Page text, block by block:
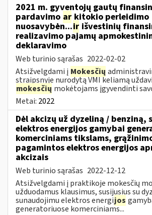
2021 m. gyventojų gautų
pardavimo ar kitokio perleidimo
nuosavybėn...ir išvestinių
realizavimo pajamų
deklaravimo
Web turinio sąrašas 2022-02-02
Atsižvelgdami į Mokesčių
straipsnyje nurodytą VMI keliamą
mokesčių mokėtojams įgyvendinti
Metai: 2022
Dėl akcizų už dyzeliną / benziną,
elektros energijos gamybai
komerciniams tikslams,
pagamintos elektros energijos
akcizais
Web turinio sąrašas 2022-12-12
Atsižvelgdami į praktikoje mokesčių
užduodamus klausimus, susijusius su
sunaudojimu elektros energijos
generatoriuose komerciniams...